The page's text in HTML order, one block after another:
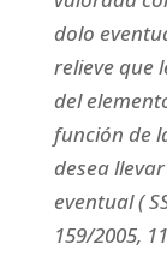
dolo
relieve que
del
función de
desea
eventual (
159/2005,